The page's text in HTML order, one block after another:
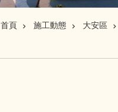
首頁 施工動態 大安區